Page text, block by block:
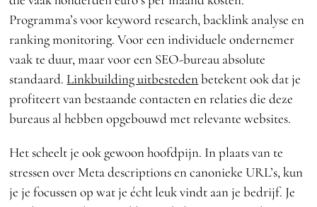
Programma’s voor keyword research, backlink analyse en
ranking monitoring. Voor een individuele ondernemer
vaak te duur, maar voor een SEO-bureau absolute
standaard. Linkbuilding uitbestedenbetekent ook dat je
profiteert van bestaande contacten en relaties die deze
bureaus al hebben opgebouwd met relevante websites.
Het scheelt je ook gewoon hoofdpijn. In plaats van te
stressen over Meta descriptions en canonieke URL’s, kun
je je focussen op wat je écht leuk vindt aan je bedrijf. Je